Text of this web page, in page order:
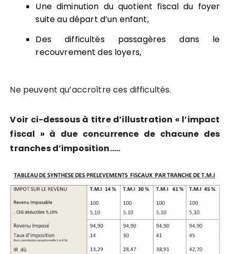
Une diminution du quotient fiscal du foyer
suite au départ d’un enfant,
Des difficultés passagères dans le
recouvrement des loyers,
Ne peuvent qu’accroître ces difficultés.
Voir ci-dessous à titre d’illustration « l’impact
fiscal » à due concurrence de chacune des
tranches d’imposition…..